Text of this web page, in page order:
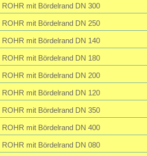
ROHR mit Bördelrand DN 300
ROHR mit Bördelrand DN 250
ROHR mit Bördelrand DN 140
ROHR mit Bördelrand DN 180
ROHR mit Bördelrand DN 200
ROHR mit Bördelrand DN 120
ROHR mit Bördelrand DN 350
ROHR mit Bördelrand DN 400
ROHR mit Bördelrand DN 080